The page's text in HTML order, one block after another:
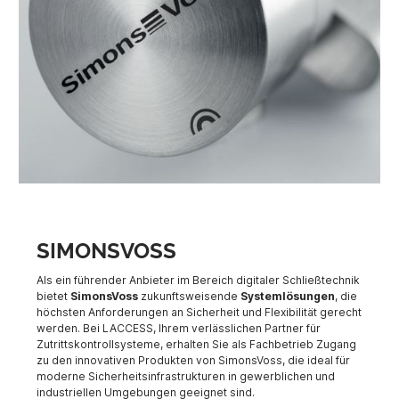
SIMONSVOSS
Als ein führender Anbieter im Bereich digitaler Schließtechnik
bietet SimonsVoss zukunftsweisende Systemlösungen, die
höchsten Anforderungen an Sicherheit und Flexibilität gerecht
werden. Bei LACCESS, Ihrem verlässlichen Partner für
Zutrittskontrollsysteme, erhalten Sie als Fachbetrieb Zugang
zu den innovativen Produkten von SimonsVoss, die ideal für
moderne Sicherheitsinfrastrukturen in gewerblichen und
industriellen Umgebungen geeignet sind.